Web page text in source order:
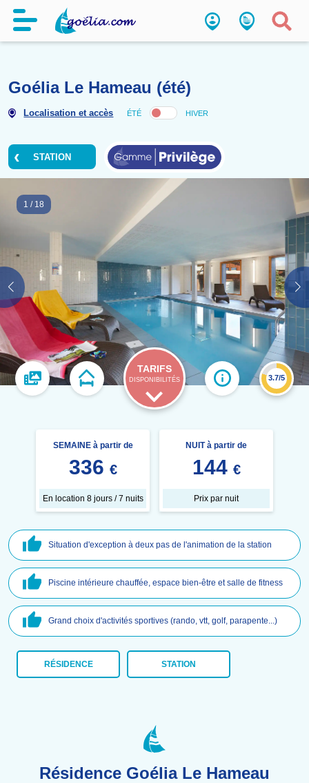
Goélia Le Hameau (été)
STATION
1 / 18
TARIFS
DISPONIBILITÉS 3.7/5
SEMAINE à partir de
336 €
En location 8 jours / 7 nuits
NUIT à partir de
144 €
Prix par nuit
Situation d'exception à deux pas de l'animation de la station
Piscine intérieure chauffée, espace bien-être et salle de fitness
Grand choix d'activités sportives (rando, vtt, golf, parapente...)
RÉSIDENCE STATION
Résidence Goélia Le Hameau